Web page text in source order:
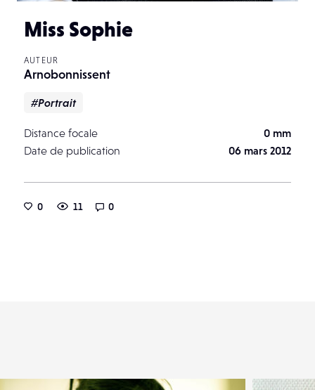
Miss Sophie
AUTEUR
Arnobonnissent
#Portrait
Distance focale
0 mm
Date de publication
06 mars 2012
0 11 0